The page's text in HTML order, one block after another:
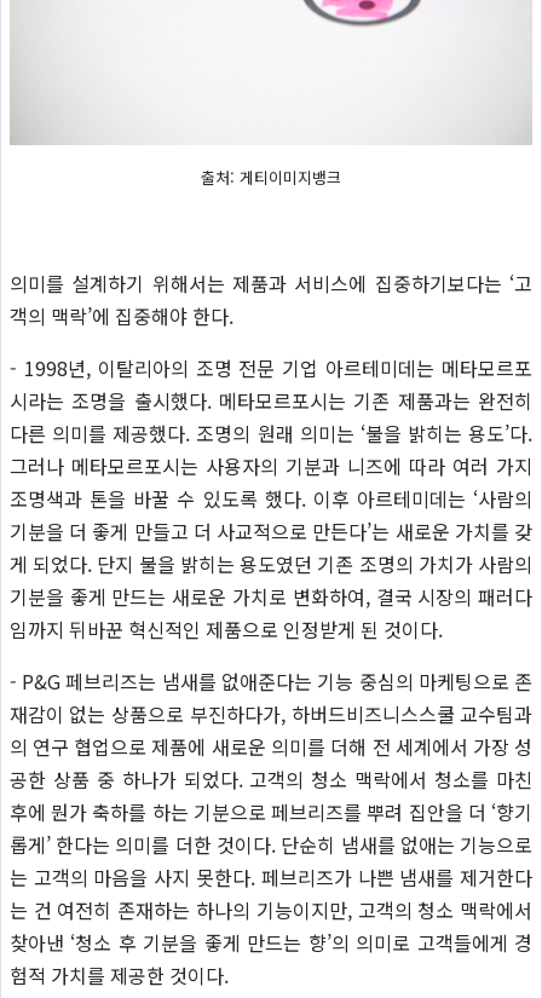
출처: 게티이미지뱅크
의미를 설계하기 위해서는 제품과 서비스에 집중하기보다는 ‘고
객의 맥락’에 집중해야 한다.
- 1998년, 이탈리아의 조명 전문 기업 아르테미데는 메타모르포
시라는 조명을 출시했다. 메타모르포시는 기존 제품과는 완전히
다른 의미를 제공했다. 조명의 원래 의미는 ‘불을 밝히는 용도’다.
그러나 메타모르포시는 사용자의 기분과 니즈에 따라 여러 가지
조명색과 톤을 바꿀 수 있도록 했다. 이후 아르테미데는 ‘사람의
기분을 더 좋게 만들고 더 사교적으로 만든다’는 새로운 가치를 갖
게 되었다. 단지 불을 밝히는 용도였던 기존 조명의 가치가 사람의
기분을 좋게 만드는 새로운 가치로 변화하여, 결국 시장의 패러다
임까지 뒤바꾼 혁신적인 제품으로 인정받게 된 것이다.
- P&G 페브리즈는 냄새를 없애준다는 기능 중심의 마케팅으로 존
재감이 없는 상품으로 부진하다가, 하버드비즈니스스쿨 교수팀과
의 연구 협업으로 제품에 새로운 의미를 더해 전 세계에서 가장 성
공한 상품 중 하나가 되었다. 고객의 청소 맥락에서 청소를 마친
후에 뭔가 축하를 하는 기분으로 페브리즈를 뿌려 집안을 더 ‘향기
롭게’ 한다는 의미를 더한 것이다. 단순히 냄새를 없애는 기능으로
는 고객의 마음을 사지 못한다. 페브리즈가 나쁜 냄새를 제거한다
는 건 여전히 존재하는 하나의 기능이지만, 고객의 청소 맥락에서
찾아낸 ‘청소 후 기분을 좋게 만드는 향’의 의미로 고객들에게 경
험적 가치를 제공한 것이다.